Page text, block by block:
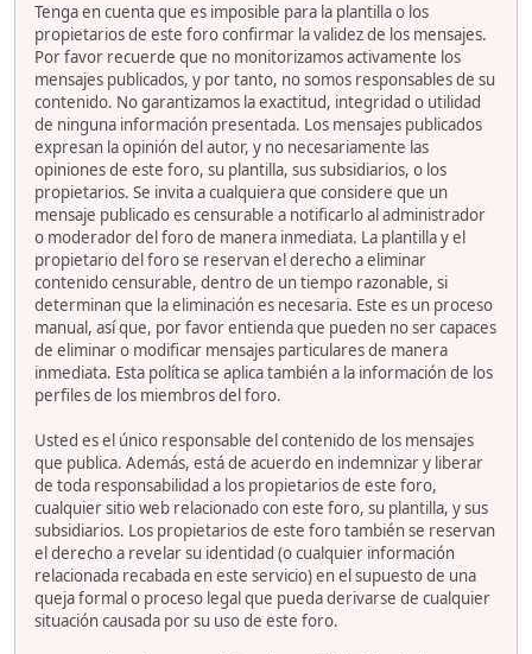
Tenga en cuenta que es imposible para la plantilla o los
propietarios de este foro confirmar la validez de los mensajes.
Por favor recuerde que no monitorizamos activamente los
mensajes publicados, y por tanto, no somos responsables de su
contenido. No garantizamos la exactitud, integridad o utilidad
de ninguna información presentada. Los mensajes publicados
expresan la opinión del autor, y no necesariamente las
opiniones de este foro, su plantilla, sus subsidiarios, o los
propietarios. Se invita a cualquiera que considere que un
mensaje publicado es censurable a notificarlo al administrador
o moderador del foro de manera inmediata. La plantilla y el
propietario del foro se reservan el derecho a eliminar
contenido censurable, dentro de un tiempo razonable, si
determinan que la eliminación es necesaria. Este es un proceso
manual, así que, por favor entienda que pueden no ser capaces
de eliminar o modificar mensajes particulares de manera
inmediata. Esta política se aplica también a la información de los
perfiles de los miembros del foro.
Usted es el único responsable del contenido de los mensajes
que publica. Además, está de acuerdo en indemnizar y liberar
de toda responsabilidad a los propietarios de este foro,
cualquier sitio web relacionado con este foro, su plantilla, y sus
subsidiarios. Los propietarios de este foro también se reservan
el derecho a revelar su identidad (o cualquier información
relacionada recabada en este servicio) en el supuesto de una
queja formal o proceso legal que pueda derivarse de cualquier
situación causada por su uso de este foro.